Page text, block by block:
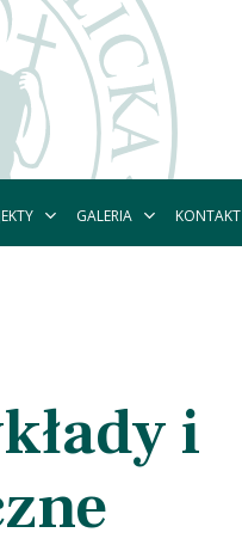
GALERIA KONTAKT
i